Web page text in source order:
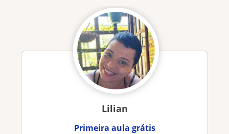
Lilian
Primeira aula grátis